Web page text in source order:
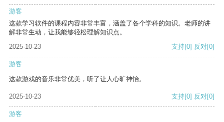
游客
这款学习软件的课程内容非常丰富，涵盖了各个学科的知识。老师的讲
解非常生动，让我能够轻松理解知识点。
2025-10-23
支持[0] 反对[0]
游客
这款游戏的音乐非常优美，听了让人心旷神怡。
2025-10-23 支持[0] 反对[0]
游客